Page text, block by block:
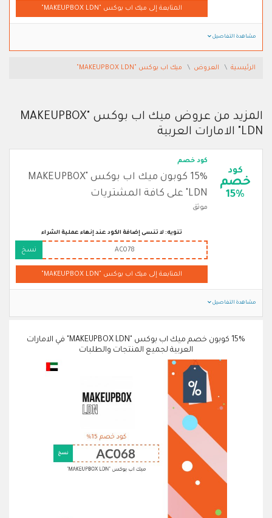
المتابعة إلى ميك اب بوكس "MAKEUPBOX LDN"
مشاهدة التفاصيل
الرئيسية العروض ميك اب بوكس "MAKEUPBOX LDN"
المزيد من عروض ميك اب بوكس "MAKEUPBOX
LDN" الامارات العربية
كود
خصم
15%
كود خصم
15% كوبون ميك اب بوكس "MAKEUPBOX
LDN" على كافة المشتريات
موثق
تنويه: لا تنسى إضافة الكود عند إنهاء عملية الشراء
AC078 نسخ
المتابعة إلى ميك اب بوكس "MAKEUPBOX LDN"
مشاهدة التفاصيل
15% كوبون خصم ميك اب بوكس "MAKEUPBOX LDN" في الامارات
العربية لجميع المنتجات والطلبات